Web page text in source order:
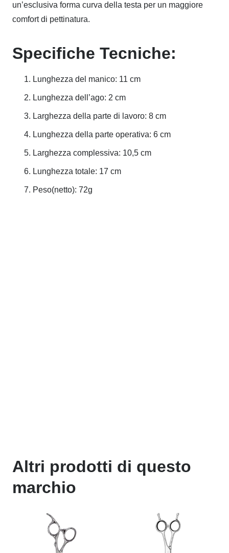
un’esclusiva forma curva della testa per un maggiore
comfort di pettinatura.
Specifiche Tecniche:
Lunghezza del manico: 11 cm
Lunghezza dell’ago: 2 cm
Larghezza della parte di lavoro: 8 cm
Lunghezza della parte operativa: 6 cm
Larghezza complessiva: 10,5 cm
Lunghezza totale: 17 cm
Peso(netto): 72g
Altri prodotti di questo
marchio